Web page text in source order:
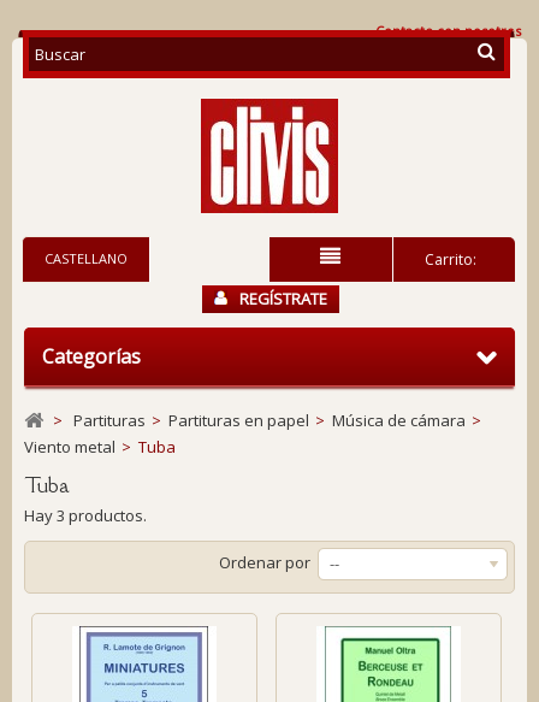
Contacte con nosotros
Carrito:
CASTELLANO
REGÍSTRATE
Categorías
> Partituras > Partituras en papel > Música de cámara >
Viento metal > Tuba
Tuba
Hay 3 productos.
Ordenar por --